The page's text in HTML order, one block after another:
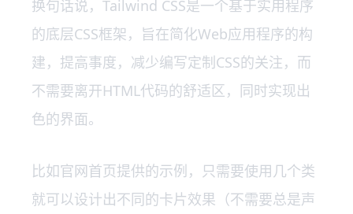
换句话说，Tailwind CSS是一个基于实用程序
的底层CSS框架，旨在简化Web应用程序的构
建，提高事度，减少编写定制CSS的关注，而
不需要离开HTML代码的舒适区，同时实现出
色的界面。
比如官网首页提供的示例，只需要使用几个类
就可以设计出不同的卡片效果（不需要总是声